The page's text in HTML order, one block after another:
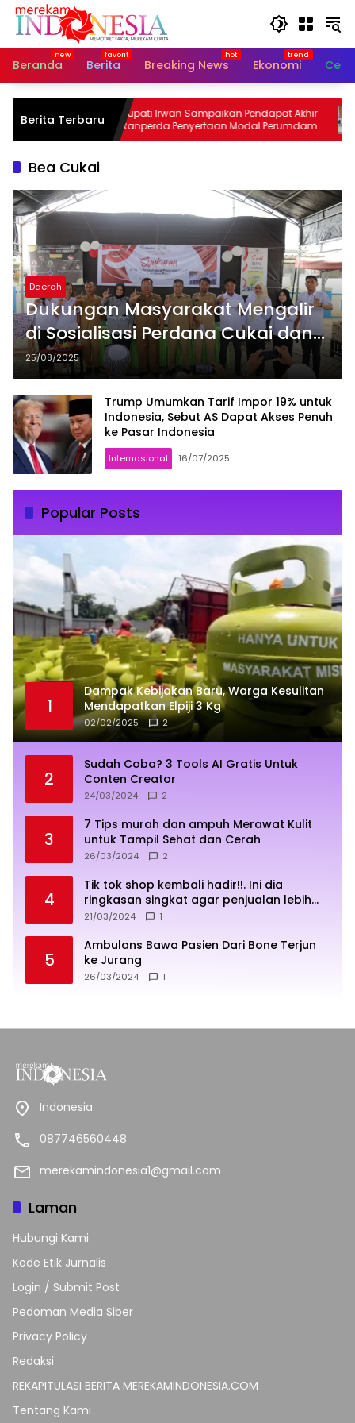
Langsung
Beranda
Berita Breaking News Ekonomi
Berita TerbaruBupati Irwan Sampaikan Pendapat Akhir
Ranperda Penyertaan Modal Perumdam
Waemami
Bea Cukai
Daerah
Dukungan Masyarakat Mengalir
di Sosialisasi Perdana Cukai dan
KTR di Kecamatan Burau
25/08/2025
Trump Umumkan Tarif Impor 19% untuk
Indonesia, Sebut AS Dapat Akses Penuh
ke Pasar Indonesia
Internasional 16/07/2025
Popular Posts
1
Dampak Kebijakan Baru, Warga Kesulitan
Mendapatkan Elpiji 3 Kg
02/02/2025 2
2
Sudah Coba? 3 Tools AI Gratis Untuk
Conten Creator
24/03/2024 2
3
7 Tips murah dan ampuh Merawat Kulit
untuk Tampil Sehat dan Cerah
26/03/2024 2
4
Tik tok shop kembali hadir!!. Ini dia
ringkasan singkat agar penjualan lebih
sukses
21/03/2024 1
5
Ambulans Bawa Pasien Dari Bone Terjun
ke Jurang
26/03/2024 1
Indonesia
087746560448
merekamindonesia1@gmail.com
Laman
Hubungi Kami
Kode Etik Jurnalis
Login / Submit Post
Pedoman Media Siber
Privacy Policy
Redaksi
REKAPITULASI BERITA MEREKAMINDONESIA.COM
Tentang Kami